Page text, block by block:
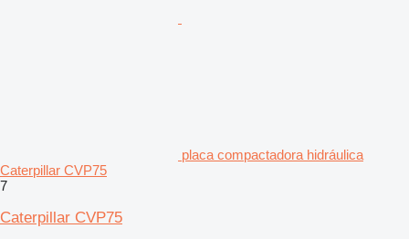
placa compactadora hidráulica
Caterpillar CVP75
7
Caterpillar CVP75